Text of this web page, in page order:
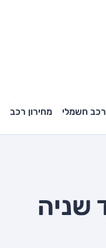
רכב חשמלי מחירון רכב